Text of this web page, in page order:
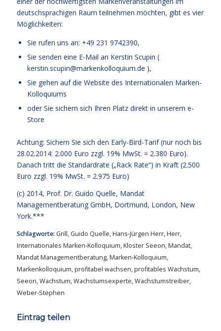
deutschsprachigen Raum teilnehmen möchten, gibt es vier
Möglichkeiten:
Sie rufen uns an: +49 231 9742390,
Sie senden eine E-Mail an Kerstin Scupin (
kerstin.scupin@markenkolloquium.de ),
Sie gehen auf die Website des Internationalen Marken-
Kolloquiums
oder Sie sichern sich Ihren Platz direkt in unserem e-
Store
Achtung: Sichern Sie sich den Early-Bird-Tarif (nur noch bis
28.02.2014: 2.000 Euro zzgl. 19% MwSt. = 2.380 Euro).
Danach tritt die Standardrate („Rack Rate“) in Kraft (2.500
Euro zzgl. 19% MwSt. = 2.975 Euro)
(c) 2014, Prof. Dr. Guido Quelle, Mandat
Managementberatung GmbH, Dortmund, London, New
York.***
Schlagworte: Grill, Guido Quelle,Hans-Jürgen Herr,Herr,
Internationales Marken-Kolloquium,Kloster Seeon,Mandat,
Mandat Managementberatung,Marken-Kolloquium,
Markenkolloquium,profitabel wachsen,profitables Wachstum,
Seeon,Wachstum,Wachstumsexperte,Wachstumstreiber,
Weber-Stephen
Eintrag teilen